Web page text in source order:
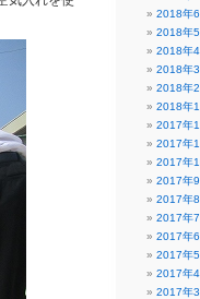
2018年6
2018年5
2018年4
2018年3
2018年2
2018年1
2017年
2017年
2017年
2017年9
2017年8
2017年7
2017年6
2017年5
2017年4
2017年3